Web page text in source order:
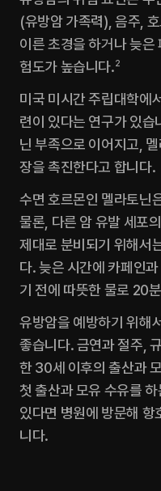
(유방암 가족력), 음주,
이른 초경을 하거나 늦은
험도가 높습니다.2
미국 미시간 주립대학에
련이 있다는 연구가 있
닌 부족으로 이어지고,
장을 촉진한다고 합니다.
수면 호르몬인 멜라토닌
물론, 다른 암 유발 세포
제대로 분비되기 위해서
다. 늦은 시간에 카페인
기 전에 따뜻한 물로 20
유방암을 예방하기 위해
좋습니다. 금연과 절주,
한 30세 이후의 출산과
첫 출산과 모유 수유를
있다면 병원에 방문해
니다.